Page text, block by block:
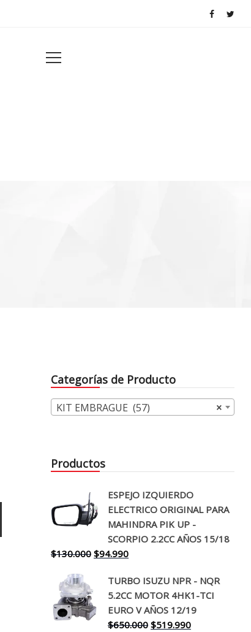
Categorías de Producto
×
KIT EMBRAGUE (57)
Productos
ESPEJO IZQUIERDO
ELECTRICO ORIGINAL PARA
MAHINDRA PIK UP -
SCORPIO 2.2CC AÑOS 15/18
$130.000 El
original
era:
$130.000.
$94.990El
actual
es:
$94.990.
TURBO ISUZU NPR - NQR
5.2CC MOTOR 4HK1-TCI
EURO V AÑOS 12/19
$650.000 El
$519.990El